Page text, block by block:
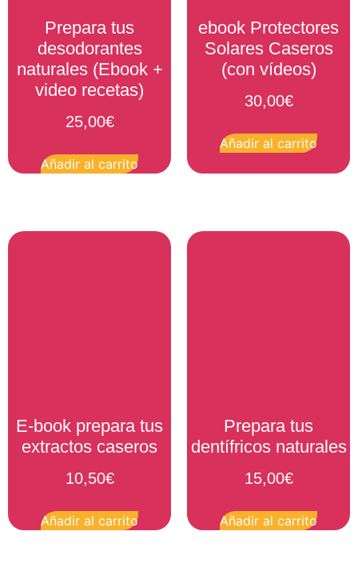
Prepara tus
desodorantes
naturales (Ebook +
video recetas)
25,00€
Añadir al carrito
ebook Protectores
Solares Caseros
(con vídeos)
30,00€
Añadir al carrito
E-book prepara tus
extractos caseros
10,50€
Añadir al carrito
Prepara tus
dentífricos naturales
15,00€
Añadir al carrito